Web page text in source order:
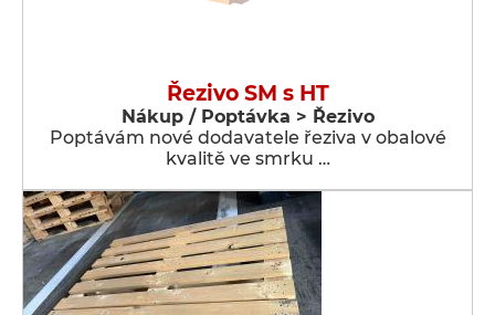
Řezivo SM s HT
Nákup / Poptávka > Řezivo
Poptávám nové dodavatele řeziva v obalové
kvalitě ve smrku …